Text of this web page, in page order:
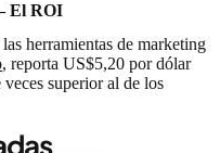
El ROI
herramientas de marketing
, reporta US$5,20 por dólar
superior al de los